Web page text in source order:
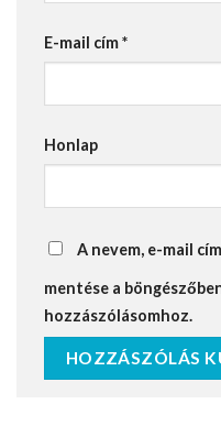
E-mail cím*
Honlap
A nevem, e-mail
mentése a
hozzászólásomhoz.